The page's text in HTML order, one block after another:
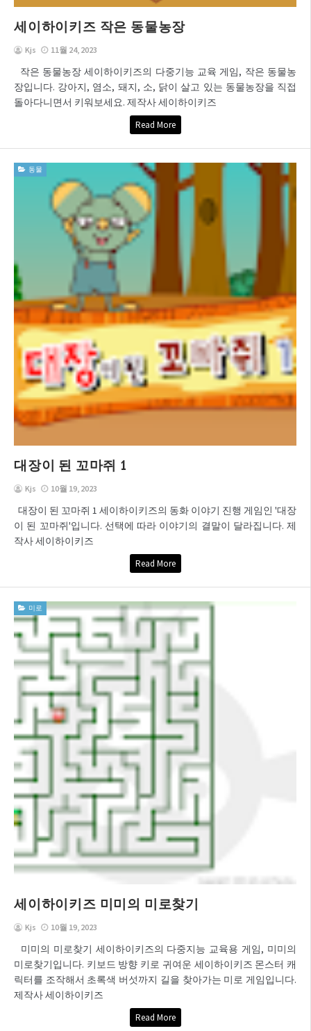
세이하이키즈 작은 동물농장
Kjs 11월 24, 2023
작은 동물농장 세이하이키즈의 다중기능 교육 게임, 작은 동물농
장입니다. 강아지, 염소, 돼지, 소, 닭이 살고 있는 동물농장을 직접
돌아다니면서 키워보세요. 제작사 세이하이키즈
Read More
동물
대장이 된 꼬마쥐 1
Kjs 10월 19, 2023
대장이 된 꼬마쥐 1 세이하이키즈의 동화 이야기 진행 게임인 '대장
이 된 꼬마쥐'입니다. 선택에 따라 이야기의 결말이 달라집니다. 제
작사 세이하이키즈
Read More
미로
세이하이키즈 미미의 미로찾기
Kjs 10월 19, 2023
미미의 미로찾기 세이하이키즈의 다중지능 교육용 게임, 미미의
미로찾기입니다. 키보드 방향 키로 귀여운 세이하이키즈 몬스터 캐
릭터를 조작해서 초록색 버섯까지 길을 찾아가는 미로 게임입니다.
제작사 세이하이키즈
Read More